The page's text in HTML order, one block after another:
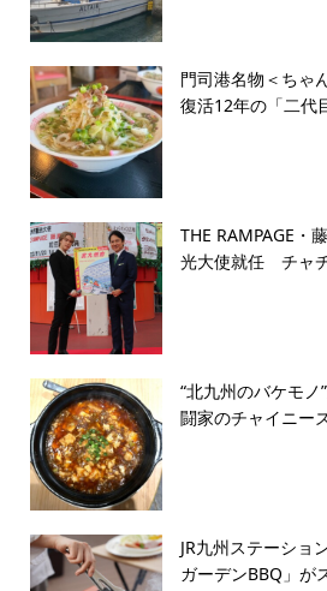
門司港名物＜ちゃ
復活12年の「二代
THE RAMPAGE・
光大使就任 チャ
“北九州のバケモ
闘家のチャイニー
JR九州ステーショ
ガーデンBBQ」が